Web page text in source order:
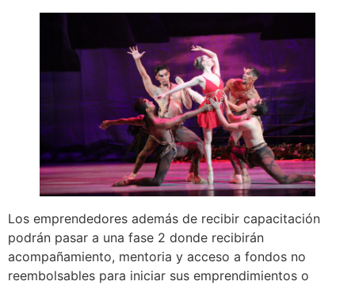
Los emprendedores además de recibir capacitación
podrán pasar a una fase 2 donde recibirán
acompañamiento, mentoria y acceso a fondos no
reembolsables para iniciar sus emprendimientos o